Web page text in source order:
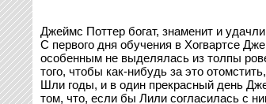
Джеймс Поттер богат, знаменит и
С первого дня обучения в Хогвартсе
особенным не выделялась из толпы
того, чтобы как-нибудь за это
Шли годы, и в один прекрасный день
том, что, если бы Лили согласилась с